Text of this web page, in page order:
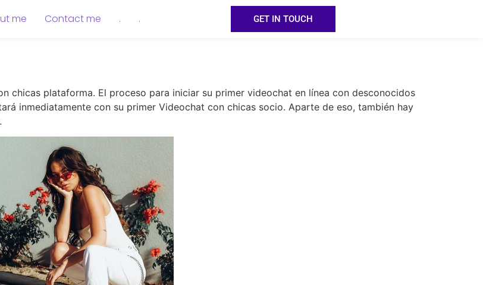
me Contact me . . GET IN TOUCH
chicas plataforma. El proceso para iniciar su primer videochat en línea con desconocidos
inmediatamente con su primer Videochat con chicas socio. Aparte de eso, también hay